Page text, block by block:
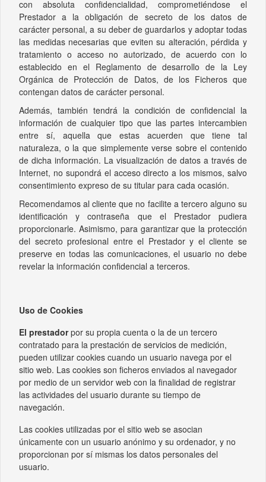
con absoluta confidencialidad, comprometiéndose el
Prestador a la obligación de secreto de los datos de
carácter personal, a su deber de guardarlos y adoptar todas
las medidas necesarias que eviten su alteración, pérdida y
tratamiento o acceso no autorizado, de acuerdo con lo
establecido en el Reglamento de desarrollo de la Ley
Orgánica de Protección de Datos, de los Ficheros que
contengan datos de carácter personal.
Además, también tendrá la condición de confidencial la
información de cualquier tipo que las partes intercambien
entre sí, aquella que estas acuerden que tiene tal
naturaleza, o la que simplemente verse sobre el contenido
de dicha información. La visualización de datos a través de
Internet, no supondrá el acceso directo a los mismos, salvo
consentimiento expreso de su titular para cada ocasión.
Recomendamos al cliente que no facilite a tercero alguno su
identificación y contraseña que el Prestador pudiera
proporcionarle. Asimismo, para garantizar que la protección
del secreto profesional entre el Prestador y el cliente se
preserve en todas las comunicaciones, el usuario no debe
revelar la información confidencial a terceros.
Uso de Cookies
El prestadorpor su propia cuenta o la de un tercero
contratado para la prestación de servicios de medición,
pueden utilizar cookies cuando un usuario navega por el
sitio web. Las cookies son ficheros enviados al navegador
por medio de un servidor web con la finalidad de registrar
las actividades del usuario durante su tiempo de
navegación.
Las cookies utilizadas por el sitio web se asocian
únicamente con un usuario anónimo y su ordenador, y no
proporcionan por sí mismas los datos personales del
usuario.